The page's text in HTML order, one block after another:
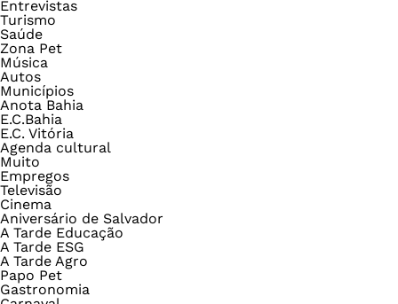
Entrevistas
Turismo
Saúde
Zona Pet
Música
Autos
Municípios
Anota Bahia
E.C.Bahia
E.C. Vitória
Agenda cultural
Muito
Empregos
Televisão
Cinema
Aniversário de Salvador
A Tarde Educação
A Tarde ESG
A Tarde Agro
Papo Pet
Gastronomia